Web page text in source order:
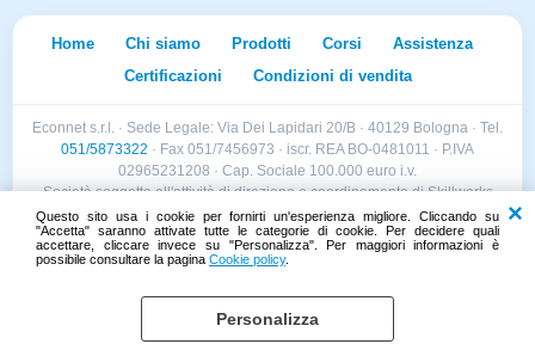
Questo sito usa i cookie per fornirti un'esperienza migliore. Cliccando su
"Accetta" saranno attivate tutte le categorie di cookie. Per decidere quali
accettare, cliccare invece su "Personalizza". Per maggiori informazioni è
possibile consultare la pagina Cookie policy.
Personalizza
Home Chi siamo Prodotti Corsi
Assistenza
Certificazioni
Condizioni di vendita
Econnet s.r.l. · Sede Legale: Via Dei Lapidari 20/B · 40129 Bologna · Tel.
051/5873322 · Fax 051/7456973 · iscr. REA BO-0481011 · P.IVA
02965231208 · Cap. Sociale 100.000 euro i.v.
Società soggetta all'attività di direzione e coordinamento di Skillworks
Holding s.r.l. · Sede Legale: Via Vittorio Emanuele II 28 · Roncadelle (BS)
- C.F. 04151440981